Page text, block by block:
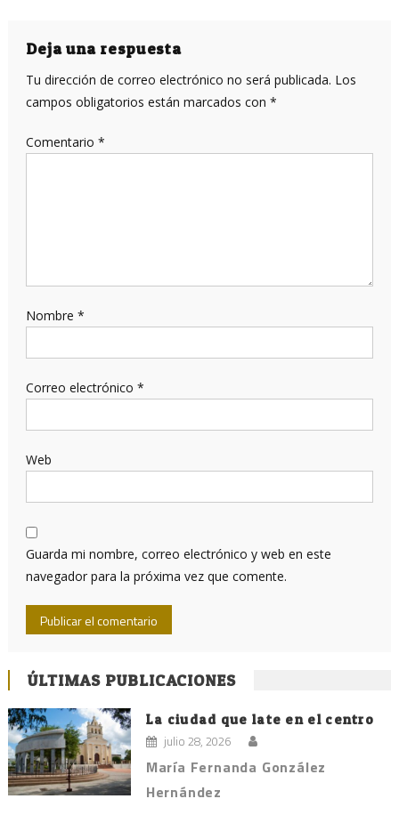
entradas
Deja una respuesta
Tu dirección de correo electrónico no será publicada. Los
campos obligatorios están marcados con *
Comentario *
Nombre *
Correo electrónico *
Web
Guarda mi nombre, correo electrónico y web en este
navegador para la próxima vez que comente.
ÚLTIMAS PUBLICACIONES
La ciudad que late en el centro
julio 28, 2026
María Fernanda González
Hernández